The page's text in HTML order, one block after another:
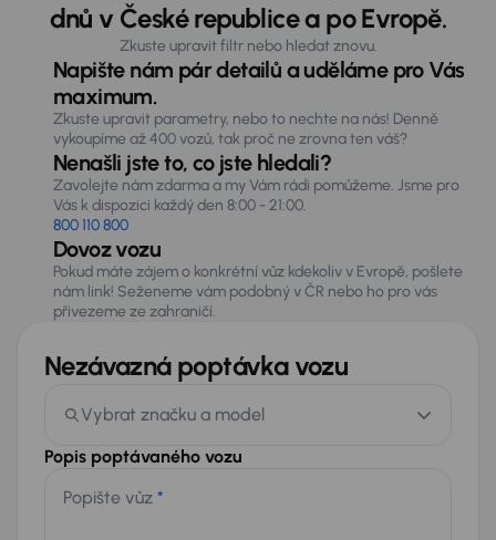
dnů v České republice a po Evropě.
Zkuste upravit filtr nebo hledat znovu.
Napište nám pár detailů a uděláme pro Vás
maximum.
Zkuste upravit parametry, nebo to nechte na nás! Denně
vykoupíme až 400 vozů, tak proč ne zrovna ten váš?
Nenašli jste to, co jste hledali?
Zavolejte nám zdarma a my Vám rádi pomůžeme. Jsme pro
Vás k dispozici každý den 8:00 - 21:00.
800 110 800
Dovoz vozu
Pokud máte zájem o konkrétní vůz kdekoliv v Evropě, pošlete
nám link! Seženeme vám podobný v ČR nebo ho pro vás
přivezeme ze zahraničí.
Nezávazná poptávka vozu
Vybrat značku a model
Popis poptávaného vozu
Popište vůz *